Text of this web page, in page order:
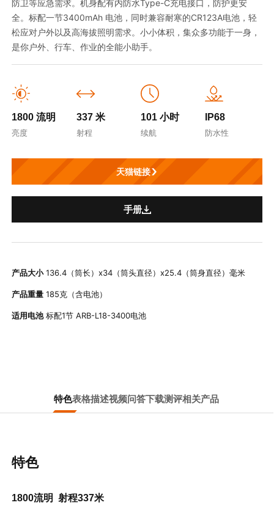
防卫等应急需求。机身配有内防水Type-C充电接口，防护更安
全。标配一节3400mAh 电池，同时兼容耐寒的CR123A电池，轻
松应对户外以及高海拔照明需求。小小体积，集众多功能于一身，
是你户外、行车、作业的全能小助手。
1800 流明
亮度
337 米
射程
101 小时
续航
IP68
防水性
天猫链接
手册
产品大小 136.4（筒长）x34（筒头直径）x25.4（筒身直径）毫米
产品重量 185克（含电池）
适用电池 标配1节 ARB-L18-3400电池
特色表格描述视频问答下载测评相关产品
特色
1800流明 射程337米